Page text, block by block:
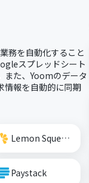
務を自動化すること
スプレッドシート
また、Yoomのデータ
情報を自動的に同期
Lemon Squeezy
Paystack